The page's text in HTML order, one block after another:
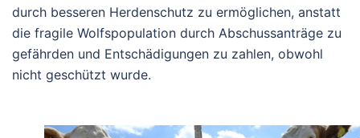
durch besseren Herdenschutz zu ermöglichen, anstatt
die fragile Wolfspopulation durch Abschussanträge zu
gefährden und Entschädigungen zu zahlen, obwohl
nicht geschützt wurde.